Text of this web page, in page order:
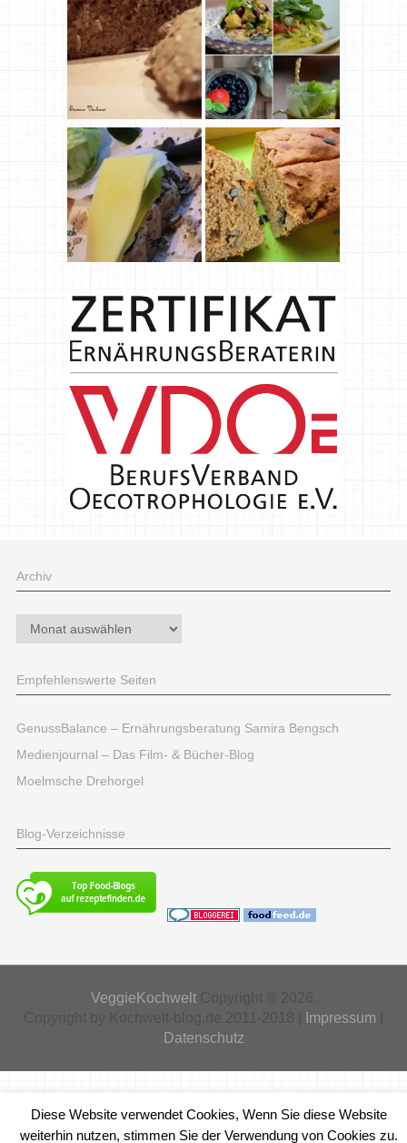
Archiv
Archiv
Empfehlenswerte Seiten
GenussBalance – Ernährungsberatung Samira Bengsch
Medienjournal – Das Film- & Bücher-Blog
Moelmsche Drehorgel
Blog-Verzeichnisse
VeggieKochweltCopyright © 2026.
Impressum
Datenschutz
Diese Website verwendet Cookies, Wenn Sie diese Website
weiterhin nutzen, stimmen Sie der Verwendung von Cookies zu.